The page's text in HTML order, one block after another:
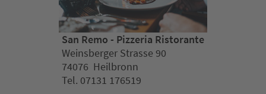
San Remo - Pizzeria Ristorante
Weinsberger Strasse 90
74076 Heilbronn
Tel. 07131 176519